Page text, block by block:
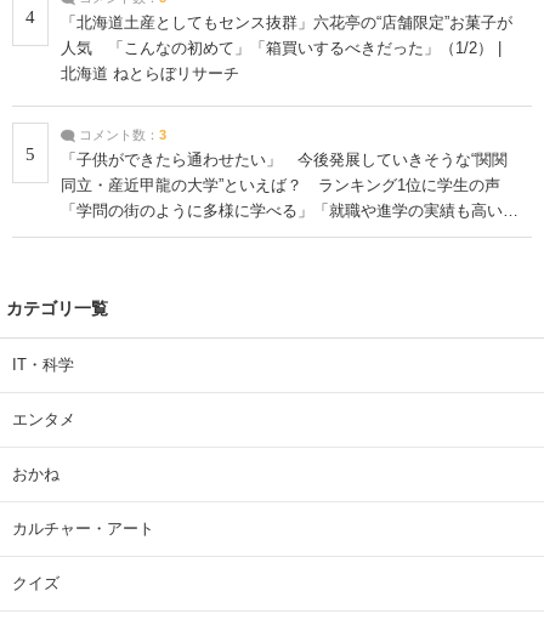
4
「北海道土産としてもセンス抜群」六花亭の“店舗限定”お菓子が
人気 「こんなの初めて」「箱買いするべきだった」（1/2） |
北海道 ねとらぼリサーチ
5
コメント数： 3
「子供ができたら通わせたい」 今後発展していきそうな“関関
同立・産近甲龍の大学”といえば？ ランキング1位に学生の声
「学問の街のように多様に学べる」「就職や進学の実績も高い」
| 大学 ねとらぼリサーチ
カテゴリ一覧
IT・科学
エンタメ
おかね
カルチャー・アート
クイズ